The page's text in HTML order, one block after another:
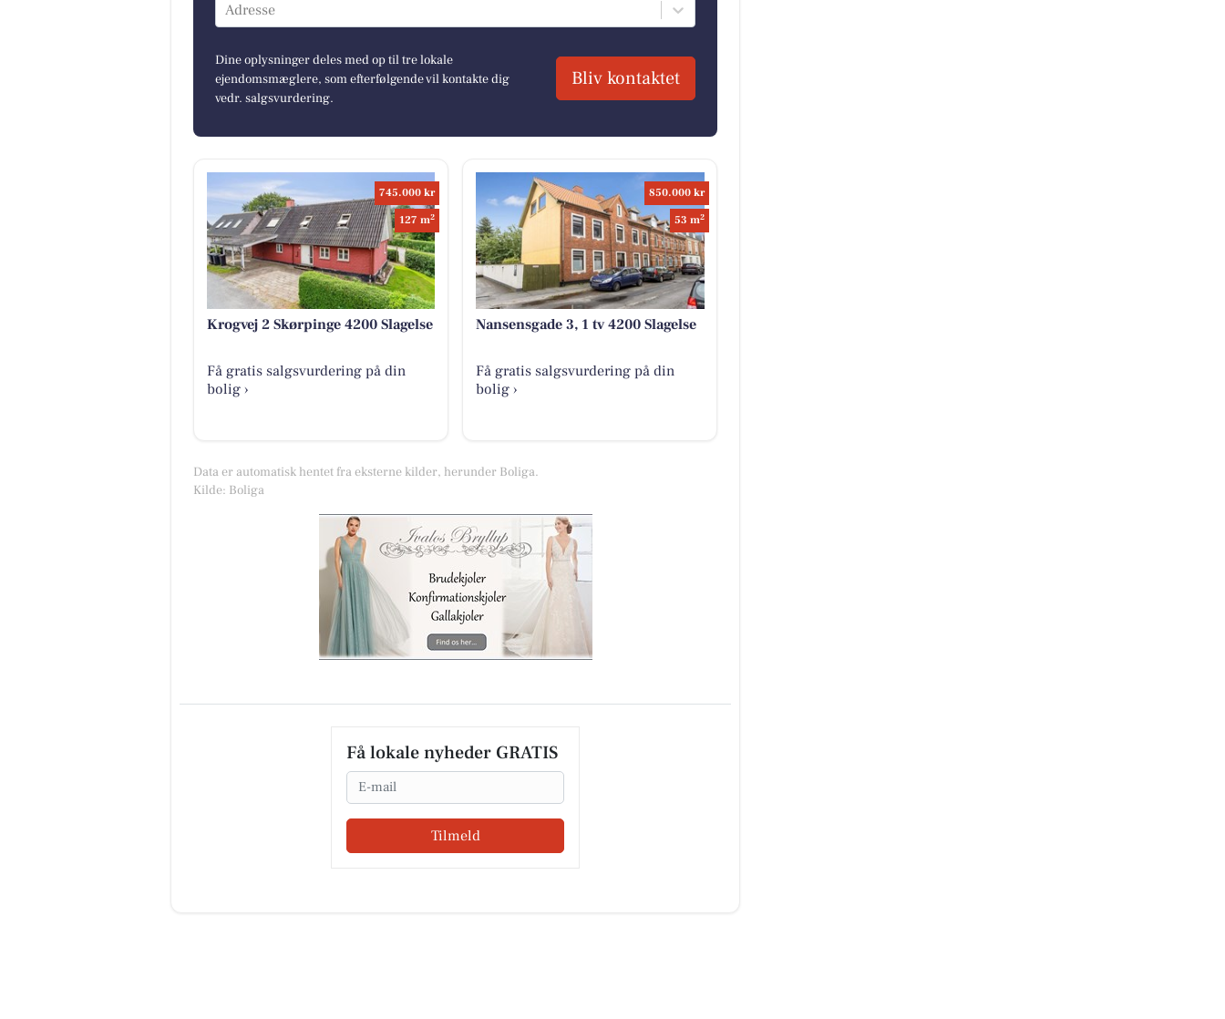
Adresse
Dine oplysninger deles med op til tre lokale
ejendomsmæglere, som efterfølgende vil kontakte dig
vedr. salgsvurdering.
Bliv kontaktet
745.000 kr
127 m2
Krogvej 2 Skørpinge 4200 Slagelse
Få gratis salgsvurdering på din
bolig ›
850.000 kr
53 m2
Nansensgade 3, 1 tv 4200 Slagelse
Få gratis salgsvurdering på din
bolig ›
Data er automatisk hentet fra eksterne kilder, herunder Boliga.
Kilde: Boliga
Få lokale nyheder GRATIS
Email
Tilmeld